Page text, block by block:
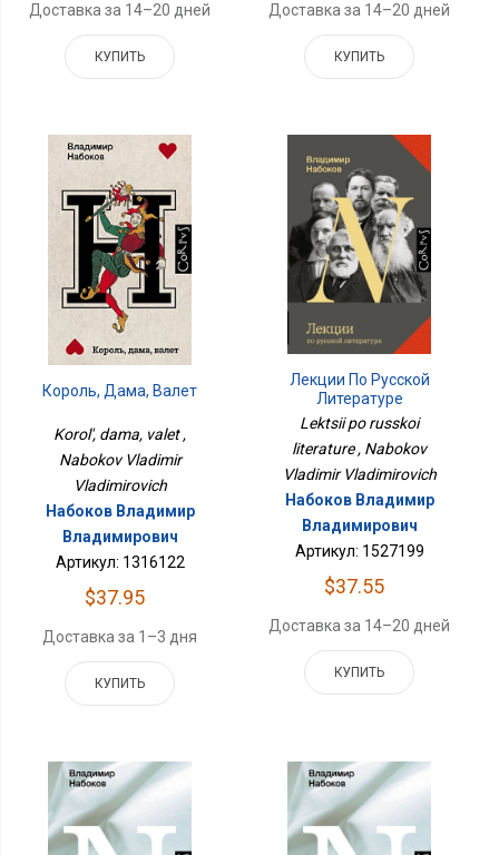
Доставка за 14–20 дней
КУПИТЬ
Доставка за 14–20 дней
КУПИТЬ
Король, Дама, Валет
Korol', dama, valet ,
Nabokov Vladimir
Vladimirovich
Набоков Владимир
Владимирович
Артикул: 1316122
$37.95
Доставка за 1–3 дня
КУПИТЬ
Лекции По Русской
Литературе
Lektsii po russkoi
literature , Nabokov
Vladimir Vladimirovich
Набоков Владимир
Владимирович
Артикул: 1527199
$37.55
Доставка за 14–20 дней
КУПИТЬ